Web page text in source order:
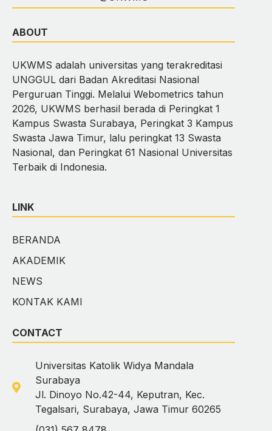
ABOUT
UKWMS adalah universitas yang terakreditasi
UNGGUL dari Badan Akreditasi Nasional
Perguruan Tinggi. Melalui Webometrics tahun
2026, UKWMS berhasil berada di Peringkat 1
Kampus Swasta Surabaya, Peringkat 3 Kampus
Swasta Jawa Timur, lalu peringkat 13 Swasta
Nasional, dan Peringkat 61 Nasional Universitas
Terbaik di Indonesia.
LINK
BERANDA
AKADEMIK
NEWS
KONTAK KAMI
CONTACT
Universitas Katolik Widya Mandala
Surabaya
Jl. Dinoyo No.42-44, Keputran, Kec.
Tegalsari, Surabaya, Jawa Timur 60265